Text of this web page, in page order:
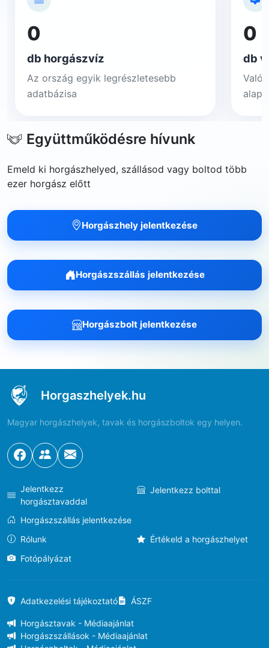
0
db horgászvíz
Az ország egyik legrészletesebb
adatbázisa
0
db
Együttműködésre hívunk
Emeld ki horgászhelyed, szállásod vagy boltod több
ezer horgász előtt
Horgászhely jelentkezése
Horgászszállás jelentkezése
Horgászbolt jelentkezése
Horgaszhelyek.hu
Magyar horgászhelyek, tavak és horgászboltok egy helyen.
Jelentkezz
horgásztavaddal
Jelentkezz bolttal
Horgászszállás jelentkezése
Rólunk
Értékeld a horgászhelyet
Fotópályázat
Adatkezelési tájékoztató ÁSZF
Horgásztavak - Médiaajánlat
Horgászszállások - Médiaajánlat